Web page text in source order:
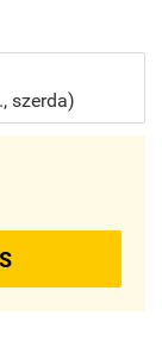
szerda)